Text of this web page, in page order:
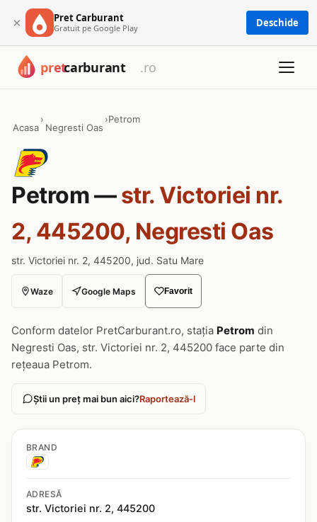
× Pret Carburant
Gratuit pe Google Play Deschide
Acasa
›
Negresti Oas
›Petrom
Petrom —str. Victoriei nr.
2, 445200, Negresti Oas
str. Victoriei nr. 2, 445200, jud. Satu Mare
Waze Google Maps Favorit
Conform datelor PretCarburant.ro, stația Petrom din
Negresti Oas, str. Victoriei nr. 2, 445200 face parte din
rețeaua Petrom.
Știi un preț mai bun aici?Raportează-l
BRAND
ADRESĂ
str. Victoriei nr. 2, 445200